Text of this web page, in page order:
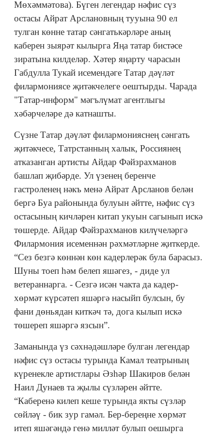
Мөхәммәтова). Бүген легендар нәфис сүз
остасы Айрат Арслановның тууына 90 ел
тулган көнне татар сәнгатькәрләре аның
каберен зыярәт кылырга Яңа татар бистәсе
зиратына килделәр. Хәтер яңарту чарасын
Габдулла Тукай исемендәге Татар дәүләт
филармониясе җитәкчелеге оештырды. Чарада
"Татар-информ" мәгълүмат агентлыгы
хәбәрчеләре дә катнашты.
Сүзне Татар дәүләт филармонияснең сәнгать
җитәкчесе, Татрстанның халык, Россиянең
атказанган артисты Айдар Фәйзрахманов
башлап җибәрде. Ул үзенең беренче
гастроленең нәкъ менә Айрат Арсланов белән
бергә Буа районында булуын әйтте, нәфис сүз
остасының кичләрен китап укуын сагынып искә
төшерде. Айдар Фәйзрахманов килүчеләргә
Филармония исеменнән рәхмәтләрне җиткерде.
“Сез безгә көннән көн кадерлерәк була барасыз.
Шуны тоеп һәм белеп яшәгез, - диде ул
ветераннарга. - Сезгә исән чакта да кадер-
хөрмәт күрсәтеп яшәргә насыйп булсын, бу
фани дөньядан киткәч тә, дога кылып искә
төшереп яшәргә язсын”.
Заманында үз сәхнәдәшләре булган легендар
нәфис сүз остасы турында Камал театрының
күренекле артистлары Әзһәр Шакиров белән
Наил Дунаев та җылы сүзләрен әйтте.
“Каберенә килеп кеше турында якты сүзләр
сөйләү - бик зур гамәл. Бер-береңне хөрмәт
итеп яшәгәндә генә милләт булып оешырга